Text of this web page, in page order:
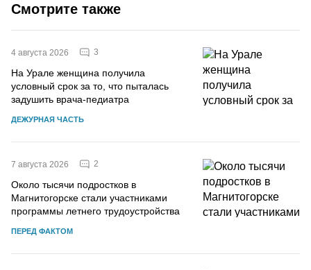
Смотрите также
4 августа 2026 3
На Урале женщина получила
условный срок за то, что пыталась
задушить врача-педиатра
ДЕЖУРНАЯ ЧАСТЬ
7 августа 2026 2
Около тысячи подростков в
Магнитогорске стали участниками
программы летнего трудоустройства
ПЕРЕД ФАКТОМ